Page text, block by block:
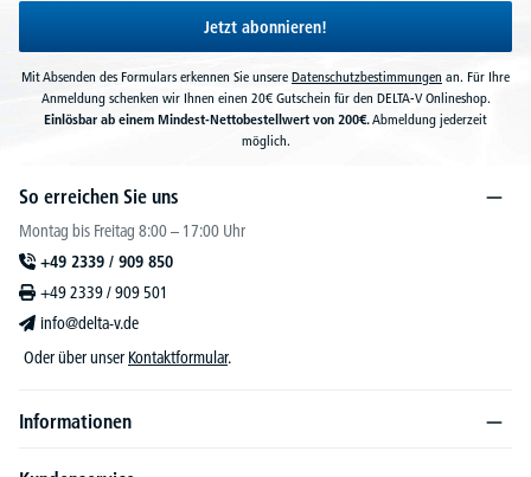
Jetzt abonnieren!
Mit Absenden des Formulars erkennen Sie unsere Datenschutzbestimmungen an. Für Ihre
Anmeldung schenken wir Ihnen einen 20€ Gutschein für den DELTA-V Onlineshop.
Einlösbar ab einem Mindest-Nettobestellwert von 200€.Abmeldung jederzeit
möglich.
So erreichen Sie uns
Montag bis Freitag 8:00 – 17:00 Uhr
+49 2339 / 909 850
+49 2339 / 909 501
info@delta-v.de
Oder über unser Kontaktformular.
Informationen